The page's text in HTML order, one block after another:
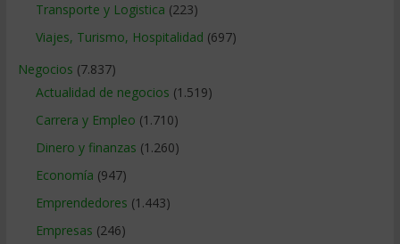
Transporte y Logistica (223)
Viajes, Turismo, Hospitalidad (697)
Negocios (7.837)
Actualidad de negocios (1.519)
Carrera y Empleo (1.710)
Dinero y finanzas (1.260)
Economía (947)
Emprendedores (1.443)
Empresas (246)